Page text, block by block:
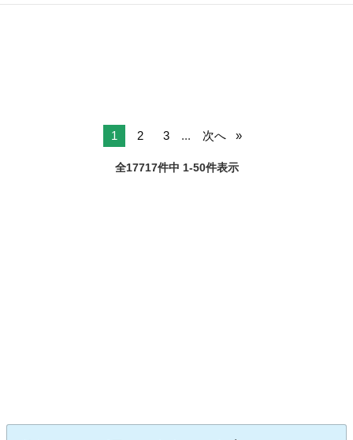
滲みあります
1 2 3 ... 次へ
全17717件中 1-50件表示